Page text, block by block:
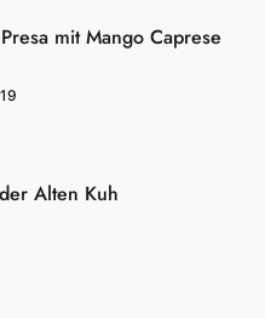
mit Mango Caprese
Alten Kuh